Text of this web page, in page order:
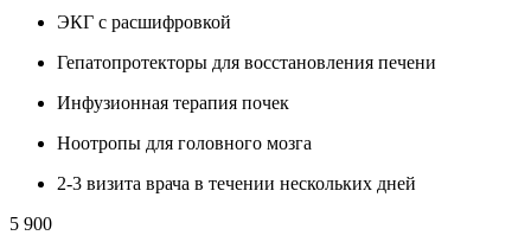
ЭКГ с расшифровкой
Гепатопротекторы для восстановления печени
Инфузионная терапия почек
Ноотропы для головного мозга
2-3 визита врача в течении нескольких дней
5 900